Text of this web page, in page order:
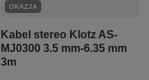
OKAZJA
Kabel stereo Klotz AS-
MJ0300 3.5 mm-6.35 mm
3m